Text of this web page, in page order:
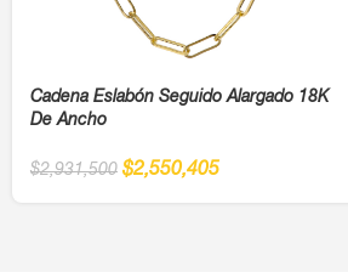
Cadena Eslabón Seguido Alargado 18K
De Ancho
$2,931,500 $2,550,405